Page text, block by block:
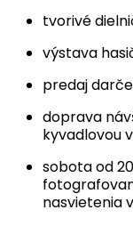
tvorivé
výstava
predaj
doprava
kyvadlovou
sobota od
nasvietenia